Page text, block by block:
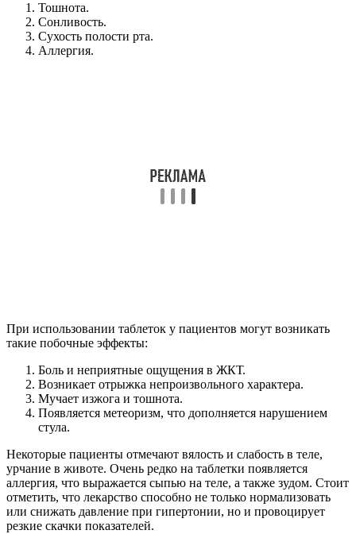
Тошнота.
Сонливость.
Сухость полости рта.
Аллергия.
При использовании таблеток у пациентов могут возникать
такие побочные эффекты:
Боль и неприятные ощущения в ЖКТ.
Возникает отрыжка непроизвольного характера.
Мучает изжога и тошнота.
Появляется метеоризм, что дополняется нарушением
стула.
Некоторые пациенты отмечают вялость и слабость в теле,
урчание в животе. Очень редко на таблетки появляется
аллергия, что выражается сыпью на теле, а также зудом. Стоит
отметить, что лекарство способно не только нормализовать
или снижать давление при гипертонии, но и провоцирует
резкие скачки показателей.